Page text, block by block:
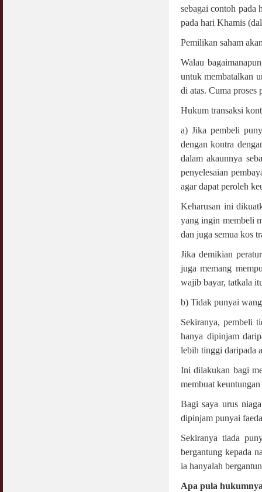
sebagai contoh pada
pada hari Khamis
Pemilikan saham
Walau
untuk membatalkan
di atas. Cuma proses
Hukum transaksi
a) Jika pembeli
dengan kontra
dalam akaunnya
penyelesaian
agar dapat peroleh
Keharusan ini
yang ingin membeli
dan juga semua kos
Jika demikian
juga memang
wajib bayar, tatkala
b) Tidak punyai
Sekiranya, pembeli
hanya dipinjam
lebih tinggi daripada
Ini dilakukan bagi
membuat
Bagi saya urus
dipinjam punyai
Sekiranya tiada
bergantung kepada
ia hanyalah
Apa pula